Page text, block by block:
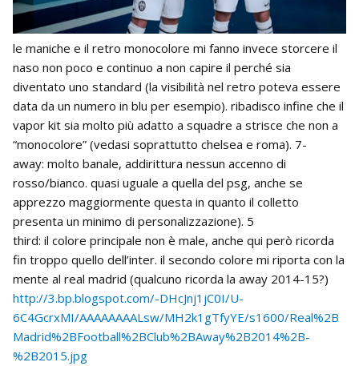
le maniche e il retro monocolore mi fanno invece storcere il
naso non poco e continuo a non capire il perché sia
diventato uno standard (la visibilità nel retro poteva essere
data da un numero in blu per esempio). ribadisco infine che il
vapor kit sia molto più adatto a squadre a strisce che non a
“monocolore” (vedasi soprattutto chelsea e roma). 7-
away: molto banale, addirittura nessun accenno di
rosso/bianco. quasi uguale a quella del psg, anche se
apprezzo maggiormente questa in quanto il colletto
presenta un minimo di personalizzazione). 5
third: il colore principale non è male, anche qui però ricorda
fin troppo quello dell’inter. il secondo colore mi riporta con la
mente al real madrid (qualcuno ricorda la away 2014-15?)
http://3.bp.blogspot.com/-DHcJnj1jC0I/U-
6C4GcrxMI/AAAAAAAALsw/MH2k1gTfyYE/s1600/Real%2B
Madrid%2BFootball%2BClub%2BAway%2B2014%2B-
%2B2015.jpg